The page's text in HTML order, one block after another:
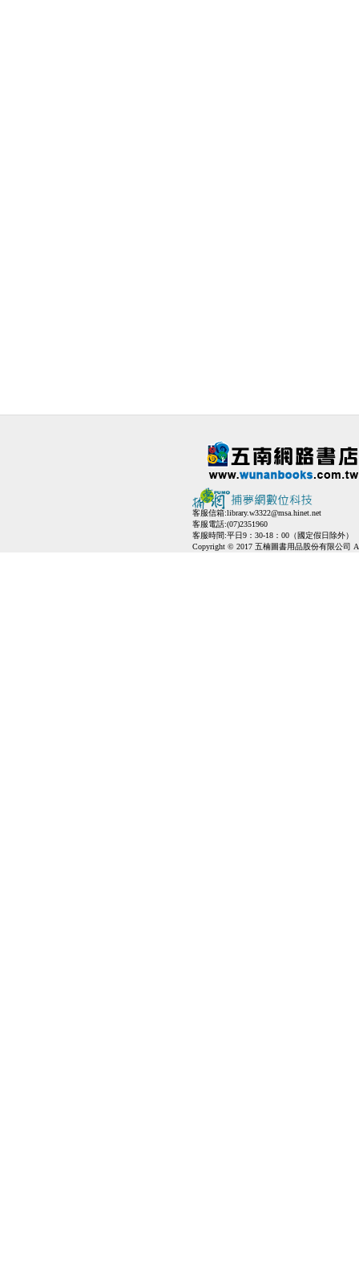
客服信箱:library.w3322@msa.hinet.net
客服電話:(07)2351960
客服時間:平日9：30-18：00（國定假日除外）
Copyright © 2017 五楠圖書用品股份有限公司